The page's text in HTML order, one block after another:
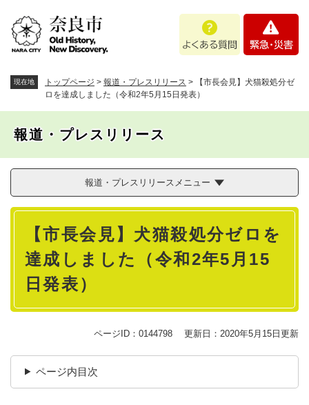
あ
問
・
現在地 トップページ > 報道・プレスリリース >
【市長会見】犬猫殺処分ゼ
ロを達成しました（令和2年5月15日発表）
報道・プレスリリース
報道・プレスリリースメニュー
本
【市長会見】犬猫殺処分ゼロを
達成しました（令和2年5月15
日発表）
ページID：0144798 更新日：2020年5月15日更新
ページ内目次